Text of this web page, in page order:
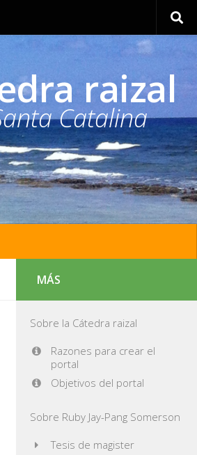
raizal
Catalina
MÁS
Sobre la Cátedra raizal
Razones para crear el
portal
Objetivos del portal
Sobre Ruby Jay-Pang Somerson
Tesis de magister